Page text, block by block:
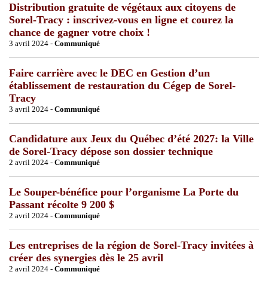
Distribution gratuite de végétaux aux citoyens de
Sorel-Tracy : inscrivez-vous en ligne et courez la
chance de gagner votre choix !
3 avril 2024 - Communiqué
Faire carrière avec le DEC en Gestion d’un
établissement de restauration du Cégep de Sorel-
Tracy
3 avril 2024 - Communiqué
Candidature aux Jeux du Québec d’été 2027: la Ville
de Sorel-Tracy dépose son dossier technique
2 avril 2024 - Communiqué
Le Souper-bénéfice pour l’organisme La Porte du
Passant récolte 9 200 $
2 avril 2024 - Communiqué
Les entreprises de la région de Sorel-Tracy invitées à
créer des synergies dès le 25 avril
2 avril 2024 - Communiqué